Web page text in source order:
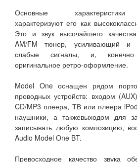
Основные характеристики
характеризуют его как
Это и звук высочайшего
AM/FM тюнер, усиливающий
слабые сигналы, и,
оригинальное ретро-оформление.
Model One оснащен рядом
проводных устройств: входом
CD/MP3 плеера, ТВ или плеера
наушники, а такжевыходом для
записывать любую композицию,
Audio Model One BT.
Превосходное качество звука